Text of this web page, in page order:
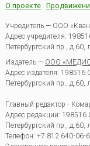
О проекте
Учредитель — ООО
Адрес учредителя:
Петербургский пр.,
Издатель — ООО
Адрес издателя: 198516
Петербургский пр.,
Главный редактор -
Адрес редакции: 198516
Петербургский пр.,
Телефон: +7 812 640-06-